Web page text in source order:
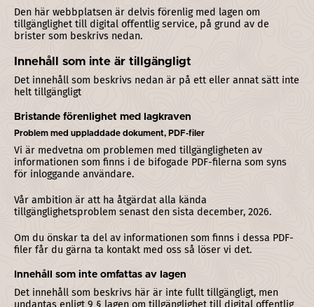
Den här webbplatsen är delvis förenlig med lagen om
tillgänglighet till digital offentlig service, på grund av de
brister som beskrivs nedan.
Innehåll som inte är tillgängligt
Det innehåll som beskrivs nedan är på ett eller annat sätt inte
helt tillgängligt
Bristande förenlighet med lagkraven
Problem med uppladdade dokument, PDF-filer
Vi är medvetna om problemen med tillgängligheten av
informationen som finns i de bifogade PDF-filerna som syns
för inloggande användare.
Vår ambition är att ha åtgärdat alla kända
tillgänglighetsproblem senast den sista december, 2026.
Om du önskar ta del av informationen som finns i dessa PDF-
filer får du gärna ta kontakt med oss så löser vi det.
Innehåll som inte omfattas av lagen
Det innehåll som beskrivs här är inte fullt tillgängligt, men
undantas enligt 9 § lagen om tillgänglighet till digital offentlig